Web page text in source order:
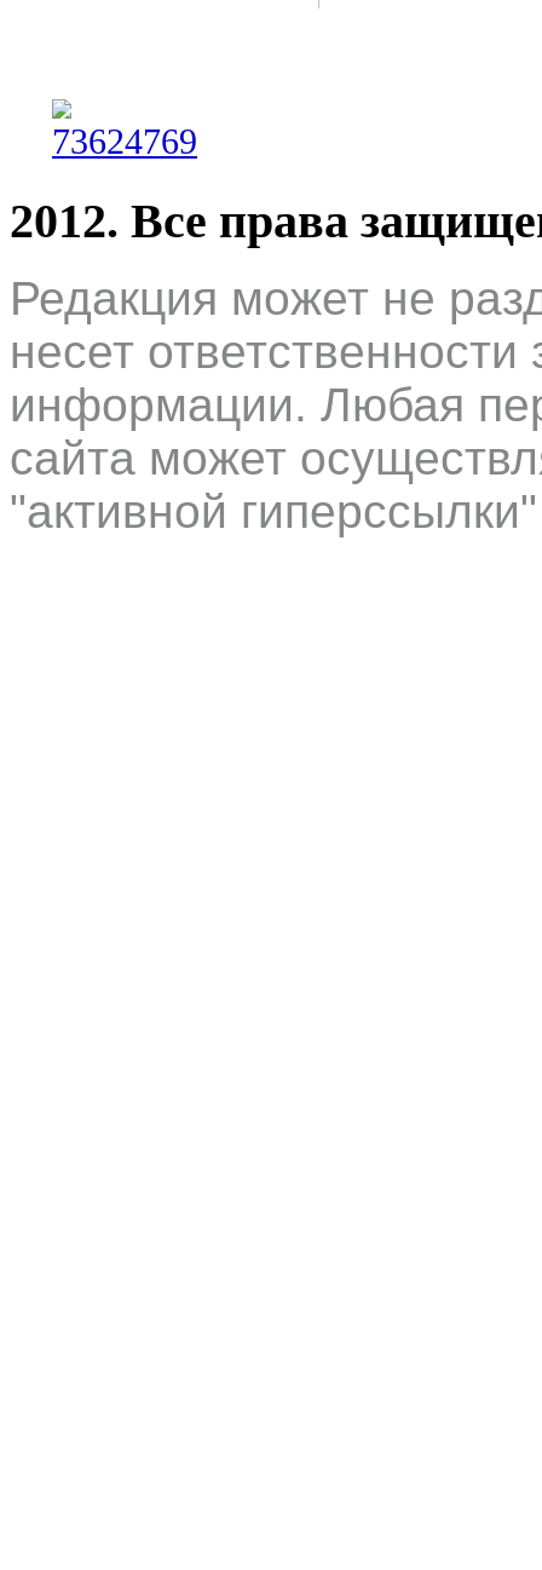
2012. Все права
Редакция может не
несет
информации. Любая
сайта может
"активной